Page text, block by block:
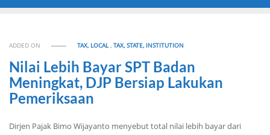
ADDED ON TAX, LOCAL,TAX, STATE, INSTITUTION
Nilai Lebih Bayar SPT Badan
Meningkat, DJP Bersiap Lakukan
Pemeriksaan
Dirjen Pajak Bimo Wijayanto menyebut total nilai lebih bayar dari